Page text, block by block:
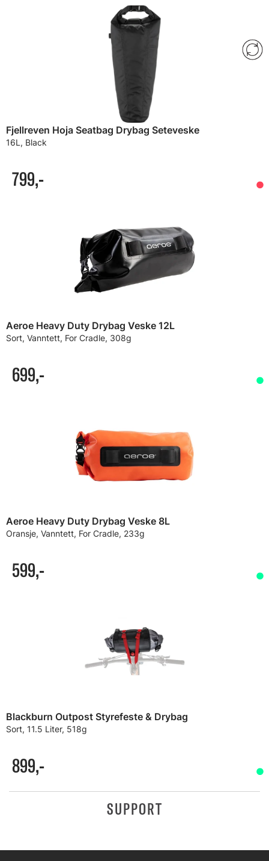
Fjellreven Hoja Seatbag Drybag Seteveske
16L, Black
799,-
Aeroe Heavy Duty Drybag Veske 12L
Sort, Vanntett, For Cradle, 308g
699,-
Aeroe Heavy Duty Drybag Veske 8L
Oransje, Vanntett, For Cradle, 233g
599,-
Blackburn Outpost Styrefeste & Drybag
Sort, 11.5 Liter, 518g
899,-
SUPPORT